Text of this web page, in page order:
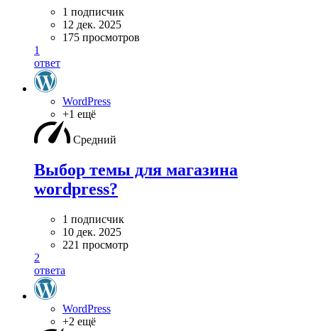
1 подписчик
12 дек. 2025
175 просмотров
1
ответ
WordPress
+1 ещё
Средний
Выбор темы для магазина
wordpress?
1 подписчик
10 дек. 2025
221 просмотр
2
ответа
WordPress
+2 ещё